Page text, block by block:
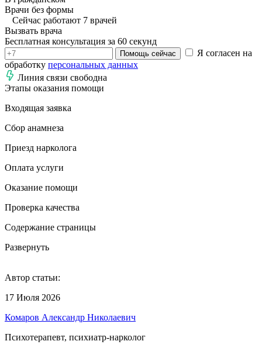
Врачи без формы
Сейчас работают 7 врачей
Вызвать врача
Бесплатная консультация за 60 секунд
Помощь сейчас
Я согласен на
обработку персональных данных
Линия связи свободна
Этапы оказания помощи
Входящая заявка
Сбор анамнеза
Приезд нарколога
Оплата услуги
Оказание помощи
Проверка качества
Содержание страницы
Развернуть
Автор статьи:
17 Июля 2026
Комаров Александр Николаевич
Психотерапевт, психиатр-нарколог